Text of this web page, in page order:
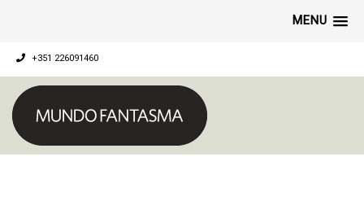
MENU
+351 226091460